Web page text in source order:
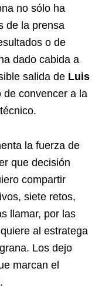
no sólo ha
de la prensa
o de
dado cabida a
salida de Luis
de convencer a la
la fuerza de
que decisión
compartir
siete retos,
llamar, por las
al estratega
Los dejo
marcan el